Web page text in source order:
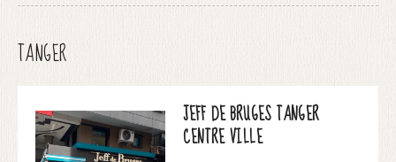
TANGER
JEFF DE BRUGES TANGER
CENTRE VILLE